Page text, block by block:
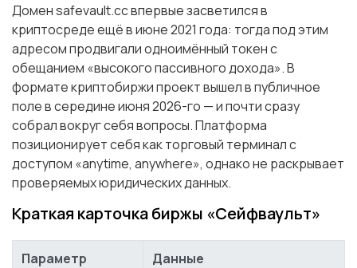
Домен safevault.cc впервые засветился в
криптосреде ещё в июне 2021 года: тогда под этим
адресом продвигали одноимённый токен с
обещанием «высокого пассивного дохода». В
формате криптобиржи проект вышел в публичное
поле в середине июня 2026-го — и почти сразу
собрал вокруг себя вопросы. Платформа
позиционирует себя как торговый терминал с
доступом «anytime, anywhere», однако не раскрывает
проверяемых юридических данных.
Краткая карточка биржы «Сейфваульт»
Параметр Данные